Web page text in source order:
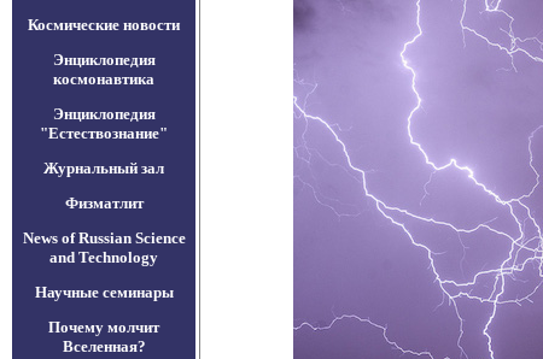
Космические новости
Энциклопедия
космонавтика
Энциклопедия
"Естествознание"
Журнальный зал
Физматлит
News of Russian Science
and Technology
Научные семинары
Почему молчит
Вселенная?